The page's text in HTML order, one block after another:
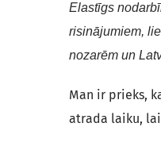
Elastīgs
risinājumiem,
nozarēm un
Man ir prieks,
atrada laiku, lai